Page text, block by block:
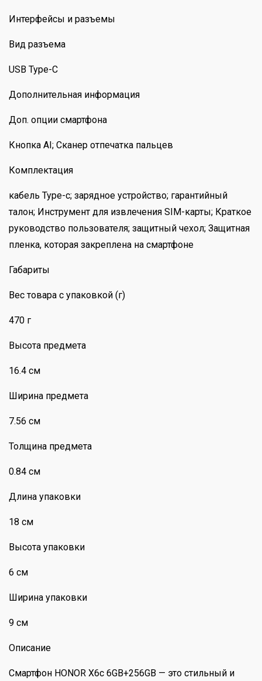
Интерфейсы и разъемы
Вид разъема
USB Type-C
Дополнительная информация
Доп. опции смартфона
Кнопка AI; Сканер отпечатка пальцев
Комплектация
кабель Type-c; зарядное устройство; гарантийный
талон; Инструмент для извлечения SIM-карты; Краткое
руководство пользователя; защитный чехол; Защитная
пленка, которая закреплена на смартфоне
Габариты
Вес товара с упаковкой (г)
470 г
Высота предмета
16.4 см
Ширина предмета
7.56 см
Толщина предмета
0.84 см
Длина упаковки
18 см
Высота упаковки
6 см
Ширина упаковки
9 см
Описание
Смартфон HONOR X6c 6GB+256GB — это стильный и